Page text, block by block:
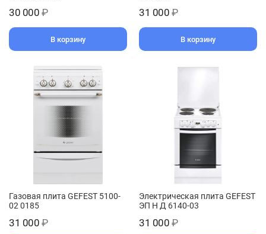
30 000 ₽
В корзину
31 000 ₽
В корзину
Газовая плита GEFEST 5100-
02 0185
31 000 ₽
Электрическая плита GEFEST
ЭП Н Д 6140-03
31 000 ₽